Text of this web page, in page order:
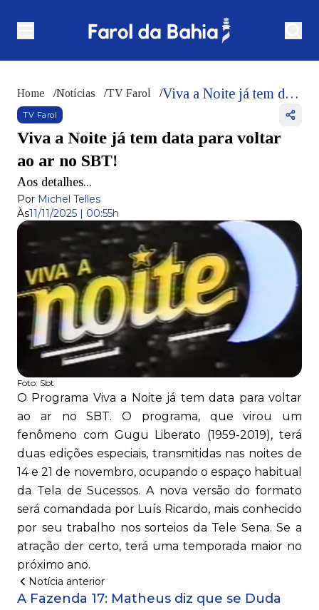
Home /Notícias /TV Farol / Viva a Noite já tem data para voltar ao ar no SBT!
TV Farol
Viva a Noite já tem data para voltar
ao ar no SBT!
Aos detalhes...
Por Michel Telles
Às11/11/2025 | 00:55h
Foto: Sbt
O Programa Viva a Noite já tem data para voltar
ao ar no SBT. O programa, que virou um
fenômeno com Gugu Liberato (1959-2019), terá
duas edições especiais, transmitidas nas noites de
14 e 21 de novembro, ocupando o espaço habitual
da Tela de Sucessos. A nova versão do formato
será comandada por Luís Ricardo, mais conhecido
por seu trabalho nos sorteios da Tele Sena. Se a
atração der certo, terá uma temporada maior no
próximo ano.
Notícia anterior
A Fazenda 17: Matheus diz que se Duda